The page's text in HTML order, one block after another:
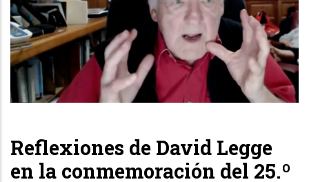
Reflexiones de David Legge
en la conmemoración del 25.º